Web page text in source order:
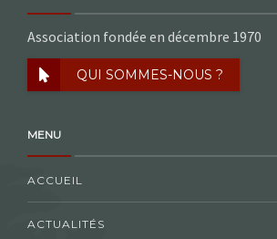
Association fondée en décembre 1970
QUI SOMMES-NOUS ?
MENU
ACCUEIL
ACTUALITÉS